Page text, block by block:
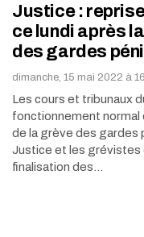
Justice :
ce lundi après
des gardes
dimanche, 15 mai 2022 à
Les cours et tribunaux
fonctionnement normal
de la grève des gardes
Justice et les grévistes
finalisation des…